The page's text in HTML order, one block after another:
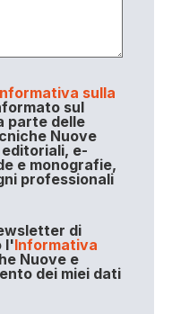
sulla
sul
parte delle
Nuove
e-
e monografie,
professionali
di
l'Informativa
Nuove e
dei miei dati